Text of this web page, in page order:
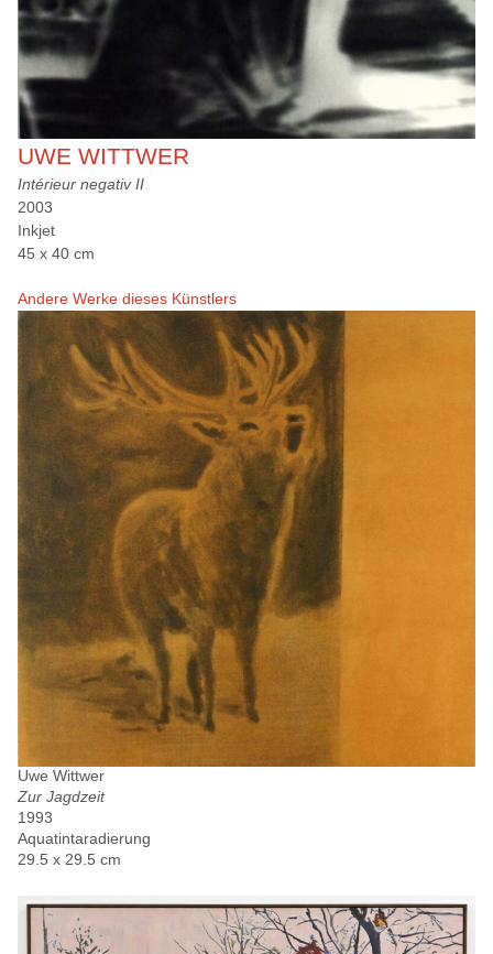
UWE WITTWER
Intérieur negativ II
2003
Inkjet
45 x 40 cm
Andere Werke dieses Künstlers
Uwe Wittwer
Zur Jagdzeit
1993
Aquatintaradierung
29.5 x 29.5 cm